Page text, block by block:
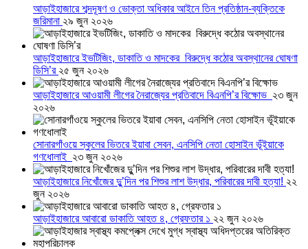
আড়াইহাজারে শব্দদূষণ ও ভোক্তা অধিকার আইনে তিন প্রতিষ্ঠান-ব্যক্তিকে
জরিমানা ২৯ জুন ২০২৬
আড়াইহাজারে ইভটিজিং, ডাকাতি ও মাদকের বিরুদ্ধে কঠোর অবস্থানের ঘোষণা
ডিসি’র ২৫ জুন ২০২৬
আড়াইহাজারে আওয়ামী লীগের নৈরাজ্যের প্রতিবাদে বিএনপি’র বিক্ষোভ ২৩ জুন
২০২৬
সোনারগাঁওয়ে স্কুলের ভিতরে ইয়াবা সেবন, এনসিপি নেতা হোসাইন ভূঁইয়াকে
গণধোলাই ২৩ জুন ২০২৬
আড়াইহাজারে নিখোঁজের দুু’দিন পর শিশুর লাশ উদ্ধার, পরিবারের দাবী হত্যা! ২২
জুন ২০২৬
আড়াইহাজারে আবারো ডাকাতি আহত ৪, গ্রেফতার ১ ২২ জুন ২০২৬